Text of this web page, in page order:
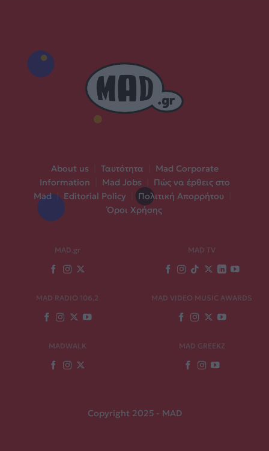
About us Ταυτότητα
Mad Corporate
Information
Mad Jobs
Πώς να έρθεις στο
Mad | Editorial Policy Πολιτική Απορρήτου
Όροι Χρήσης
MAD.gr MAD TV
MAD RADIO 106,2 MAD VIDEO MUSIC AWARDS
MADWALK MAD GREEKZ
Copyright 2025 - MAD